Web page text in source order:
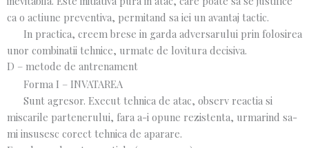
ca o actiune preventiva, permitand sa iei un avantaj tactic.
In practica, creem brese in garda adversarului prin folosirea
unor combinatii tehnice, urmate de lovitura decisiva.
D – metode de antrenament
Forma I – INVATAREA
Sunt agresor. Execut tehnica de atac, observ reactia si
miscarile partenerului, fara a-i opune rezistenta, urmarind sa-
mi insusesc corect tehnica de aparare.